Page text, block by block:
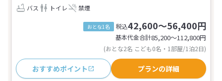
バス
トイレ 禁煙
おとな1名 税込42,600～56,400円
基本代金合計85,200〜112,800円
(おとな2名 こども0名・1部屋/1泊2日)
おすすめポイント プランの詳細